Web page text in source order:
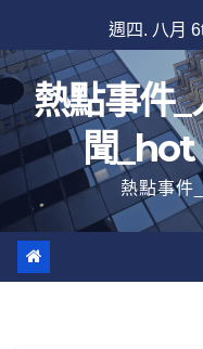
至
內
容
週四. 八月
熱點事件
聞
熱點事件